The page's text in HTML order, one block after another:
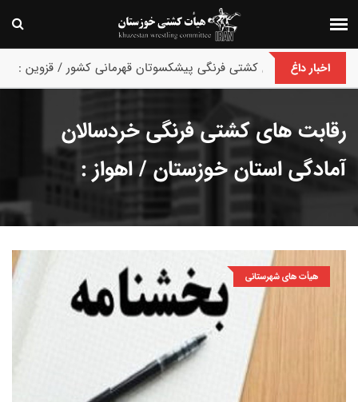
اخبار داغ
پایان رقابت های کشتی فرنگی پیشکسوتان قهرمانی کشور / قزوین :
رقابت های کشتی فرنگی خردسالان
آمادگی استان خوزستان / اهواز :
هیأت های شهرستانی